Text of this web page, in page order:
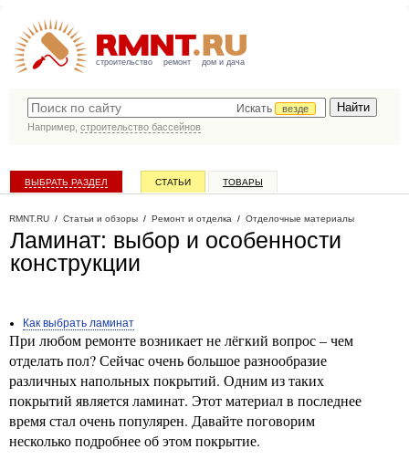
строительство ремонт дом и дача
Искать
везде
Например, строительство бассейнов
ВЫБРАТЬ РАЗДЕЛ СТАТЬИ ТОВАРЫ
RMNT.RU / Статьи и обзоры / Ремонт и отделка / Отделочные материалы
Ламинат: выбор и особенности
конструкции
Как выбрать ламинат
При любом ремонте возникает не лёгкий вопрос – чем
отделать пол? Сейчас очень большое разнообразие
различных напольных покрытий. Одним из таких
покрытий является ламинат. Этот материал в последнее
время стал очень популярен. Давайте поговорим
несколько подробнее об этом покрытие.